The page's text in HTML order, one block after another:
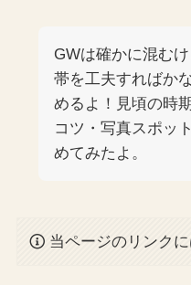
GWは確かに混む
帯を工夫すればか
めるよ！見頃の時
コツ・写真スポッ
めてみたよ。
当ページのリンク